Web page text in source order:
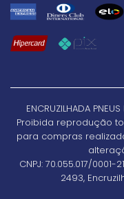
ENCRUZILHADA
Proibida reprodução
para compras
CNPJ: 70.055.017/
2493,